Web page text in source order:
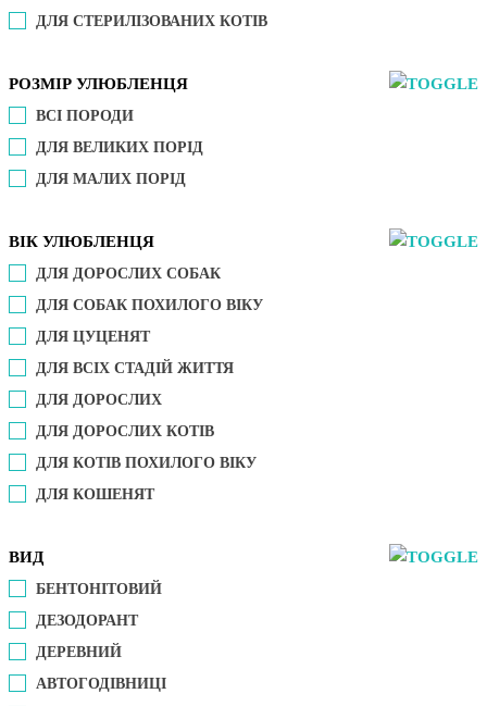
ДЛЯ СТЕРИЛІЗОВАНИХ КОТІВ
РОЗМІР УЛЮБЛЕНЦЯ
ВСІ ПОРОДИ
ДЛЯ ВЕЛИКИХ ПОРІД
ДЛЯ МАЛИХ ПОРІД
ВІК УЛЮБЛЕНЦЯ
ДЛЯ ДОРОСЛИХ СОБАК
ДЛЯ СОБАК ПОХИЛОГО ВІКУ
ДЛЯ ЦУЦЕНЯТ
ДЛЯ ВСІХ СТАДІЙ ЖИТТЯ
ДЛЯ ДОРОСЛИХ
ДЛЯ ДОРОСЛИХ КОТІВ
ДЛЯ КОТІВ ПОХИЛОГО ВІКУ
ДЛЯ КОШЕНЯТ
ВИД
БЕНТОНІТОВИЙ
ДЕЗОДОРАНТ
ДЕРЕВНИЙ
АВТОГОДІВНИЦІ